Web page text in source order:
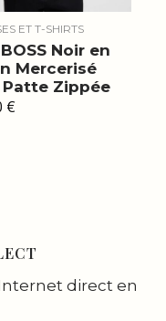
ET T-SHIRTS
Noir en
Mercerisé
Patte Zippée
€
direct en